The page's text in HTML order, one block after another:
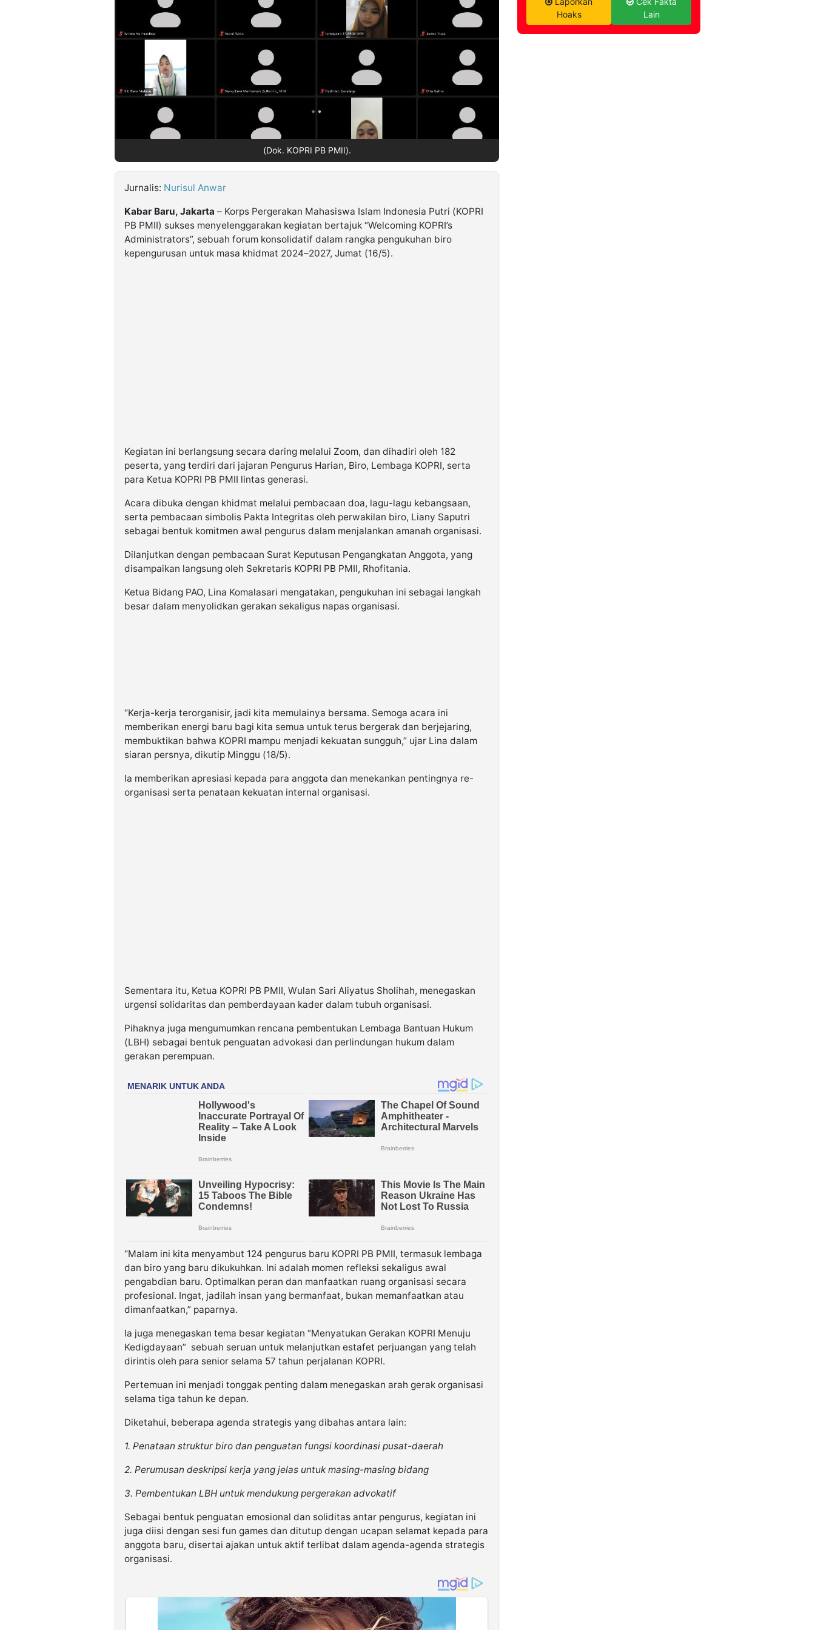
(Dok. KOPRI PB PMII).
Jurnalis: Nurisul Anwar
Kabar Baru, Jakarta – Korps Pergerakan Mahasiswa Islam Indonesia Putri (KOPRI
PB PMII) sukses menyelenggarakan kegiatan bertajuk “Welcoming KOPRI’s
Administrators”, sebuah forum konsolidatif dalam rangka pengukuhan biro
kepengurusan untuk masa khidmat 2024–2027, Jumat (16/5).
Kegiatan ini berlangsung secara daring melalui Zoom, dan dihadiri oleh 182
peserta, yang terdiri dari jajaran Pengurus Harian, Biro, Lembaga KOPRI, serta
para Ketua KOPRI PB PMII lintas generasi.
Acara dibuka dengan khidmat melalui pembacaan doa, lagu-lagu kebangsaan,
serta pembacaan simbolis Pakta Integritas oleh perwakilan biro, Liany Saputri
sebagai bentuk komitmen awal pengurus dalam menjalankan amanah organisasi.
Dilanjutkan dengan pembacaan Surat Keputusan Pengangkatan Anggota, yang
disampaikan langsung oleh Sekretaris KOPRI PB PMII, Rhofitania.
Ketua Bidang PAO, Lina Komalasari mengatakan, pengukuhan ini sebagai langkah
besar dalam menyolidkan gerakan sekaligus napas organisasi.
“Kerja-kerja terorganisir, jadi kita memulainya bersama. Semoga acara ini
memberikan energi baru bagi kita semua untuk terus bergerak dan berjejaring,
membuktikan bahwa KOPRI mampu menjadi kekuatan sungguh,” ujar Lina dalam
siaran persnya, dikutip Minggu (18/5).
Ia memberikan apresiasi kepada para anggota dan menekankan pentingnya re-
organisasi serta penataan kekuatan internal organisasi.
Sementara itu, Ketua KOPRI PB PMII, Wulan Sari Aliyatus Sholihah, menegaskan
urgensi solidaritas dan pemberdayaan kader dalam tubuh organisasi.
Pihaknya juga mengumumkan rencana pembentukan Lembaga Bantuan Hukum
(LBH) sebagai bentuk penguatan advokasi dan perlindungan hukum dalam
gerakan perempuan.
“Malam ini kita menyambut 124 pengurus baru KOPRI PB PMII, termasuk lembaga
dan biro yang baru dikukuhkan. Ini adalah momen refleksi sekaligus awal
pengabdian baru. Optimalkan peran dan manfaatkan ruang organisasi secara
profesional. Ingat, jadilah insan yang bermanfaat, bukan memanfaatkan atau
dimanfaatkan,” paparnya.
Ia juga menegaskan tema besar kegiatan “Menyatukan Gerakan KOPRI Menuju
Kedigdayaan” sebuah seruan untuk melanjutkan estafet perjuangan yang telah
dirintis oleh para senior selama 57 tahun perjalanan KOPRI.
Pertemuan ini menjadi tonggak penting dalam menegaskan arah gerak organisasi
selama tiga tahun ke depan.
Diketahui, beberapa agenda strategis yang dibahas antara lain:
1. Penataan struktur biro dan penguatan fungsi koordinasi pusat-daerah
2. Perumusan deskripsi kerja yang jelas untuk masing-masing bidang
3. Pembentukan LBH untuk mendukung pergerakan advokatif
Sebagai bentuk penguatan emosional dan soliditas antar pengurus, kegiatan ini
juga diisi dengan sesi fun games dan ditutup dengan ucapan selamat kepada para
anggota baru, disertai ajakan untuk aktif terlibat dalam agenda-agenda strategis
organisasi.
Hoaks
Lain